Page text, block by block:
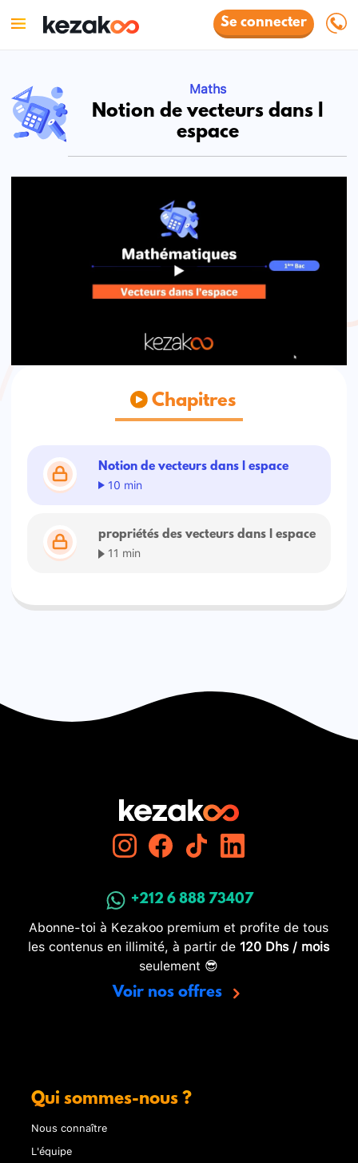
Se connecter
Maths
Notion de vecteurs dans l
espace
Chapitres
Notion de vecteurs dans l espace
10 min
propriétés des vecteurs dans l espace
11 min
+212 6 888 73407
Abonne-toi à Kezakoo premium et profite de tous
les contenus en illimité, à partir de 120 Dhs / mois
seulement 😎
Voir nos offres
Qui sommes-nous ?
Nous connaître
L'équipe